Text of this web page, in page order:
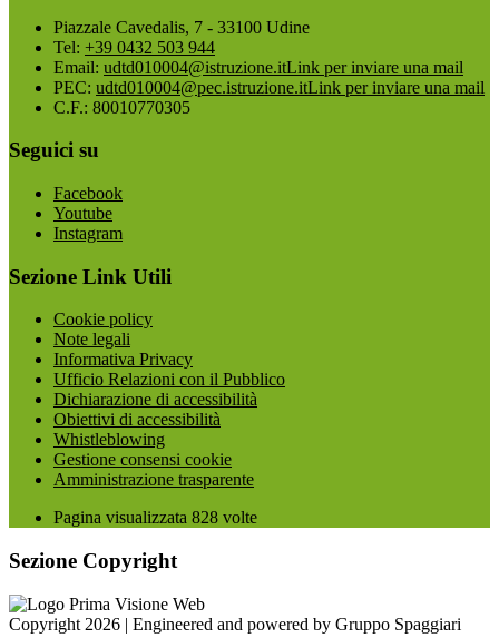
Piazzale Cavedalis, 7 - 33100 Udine
Tel: +39 0432 503 944
Email: udtd010004@istruzione.itLink per inviare una mail
PEC: udtd010004@pec.istruzione.itLink per inviare una mail
C.F.: 80010770305
Seguici su
Facebook
Youtube
Instagram
Sezione Link Utili
Cookie policy
Note legali
Informativa Privacy
Ufficio Relazioni con il Pubblico
Dichiarazione di accessibilità
Obiettivi di accessibilità
Whistleblowing
Gestione consensi cookie
Amministrazione trasparente
Pagina visualizzata 828 volte
Sezione Copyright
Copyright 2026 | Engineered and powered by Gruppo Spaggiari